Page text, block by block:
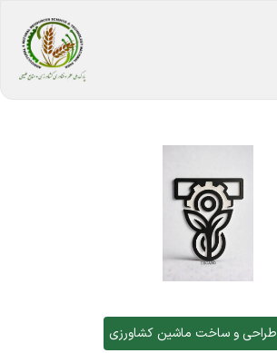
طراحی و ساخت ماشین کشاورزی